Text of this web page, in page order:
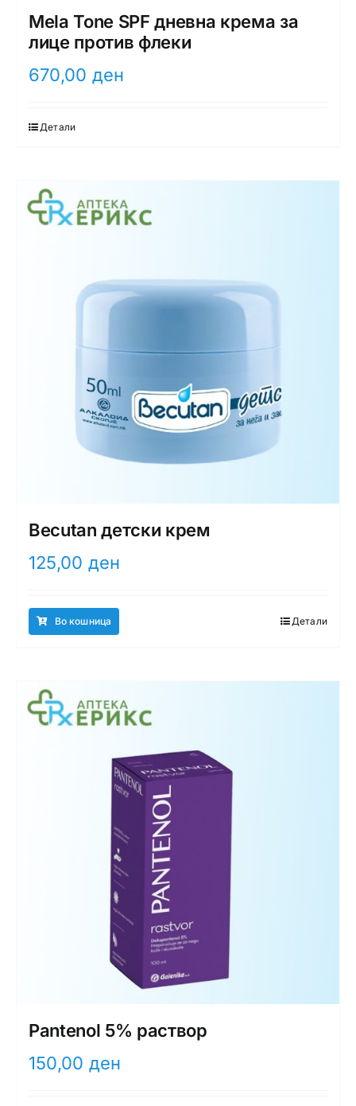
Mela Tone SPF дневна крема за
лице против флеки
670,00 ден
Детали
Becutan детски крем
125,00 ден
Во кошница Детали
Pantenol 5% раствор
150,00 ден